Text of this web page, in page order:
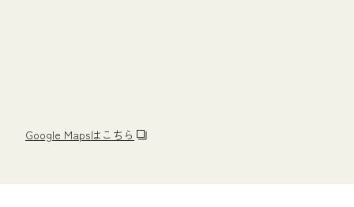
Google Mapsはこちら